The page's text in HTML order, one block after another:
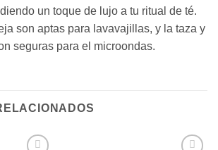
un toque de lujo a tu ritual de té.
son aptas para lavavajillas, y la taza y
seguras para el microondas.